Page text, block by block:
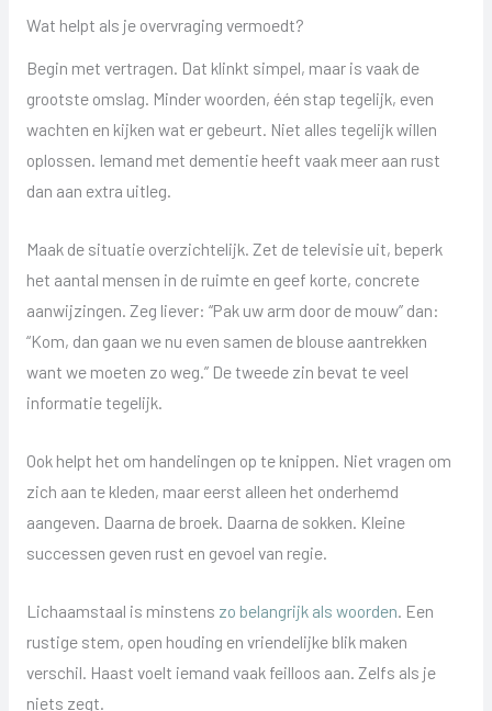
Wat helpt als je overvraging vermoedt?
Begin met vertragen. Dat klinkt simpel, maar is vaak de
grootste omslag. Minder woorden, één stap tegelijk, even
wachten en kijken wat er gebeurt. Niet alles tegelijk willen
oplossen. Iemand met dementie heeft vaak meer aan rust
dan aan extra uitleg.
Maak de situatie overzichtelijk. Zet de televisie uit, beperk
het aantal mensen in de ruimte en geef korte, concrete
aanwijzingen. Zeg liever: “Pak uw arm door de mouw” dan:
“Kom, dan gaan we nu even samen de blouse aantrekken
want we moeten zo weg.” De tweede zin bevat te veel
informatie tegelijk.
Ook helpt het om handelingen op te knippen. Niet vragen om
zich aan te kleden, maar eerst alleen het onderhemd
aangeven. Daarna de broek. Daarna de sokken. Kleine
successen geven rust en gevoel van regie.
Lichaamstaal is minstens zo belangrijk als woorden . Een
rustige stem, open houding en vriendelijke blik maken
verschil. Haast voelt iemand vaak feilloos aan. Zelfs als je
niets zegt.